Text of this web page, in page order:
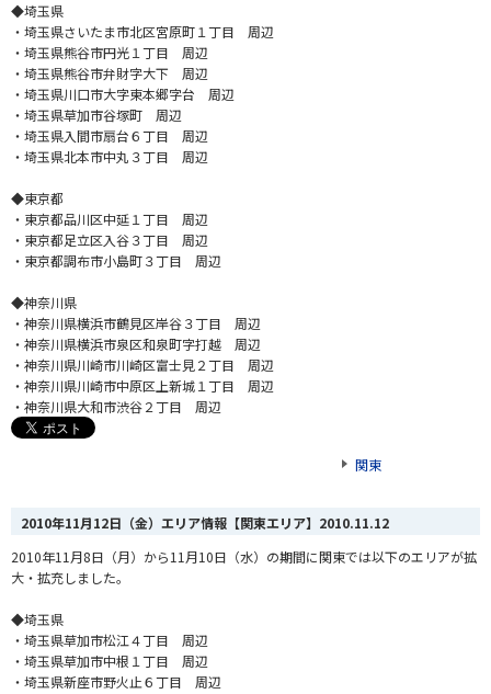
◆埼玉県
・埼玉県さいたま市北区宮原町１丁目 周辺
・埼玉県熊谷市円光１丁目 周辺
・埼玉県熊谷市弁財字大下 周辺
・埼玉県川口市大字東本郷字台 周辺
・埼玉県草加市谷塚町 周辺
・埼玉県入間市扇台６丁目 周辺
・埼玉県北本市中丸３丁目 周辺
◆東京都
・東京都品川区中延１丁目 周辺
・東京都足立区入谷３丁目 周辺
・東京都調布市小島町３丁目 周辺
◆神奈川県
・神奈川県横浜市鶴見区岸谷３丁目 周辺
・神奈川県横浜市泉区和泉町字打越 周辺
・神奈川県川崎市川崎区富士見２丁目 周辺
・神奈川県川崎市中原区上新城１丁目 周辺
・神奈川県大和市渋谷２丁目 周辺
関東
2010年11月12日（金）エリア情報【関東エリア】 2010.11.12
2010年11月8日（月）から11月10日（水）の期間に関東では以下のエリアが拡
大・拡充しました。
◆埼玉県
・埼玉県草加市松江４丁目 周辺
・埼玉県草加市中根１丁目 周辺
・埼玉県新座市野火止６丁目 周辺